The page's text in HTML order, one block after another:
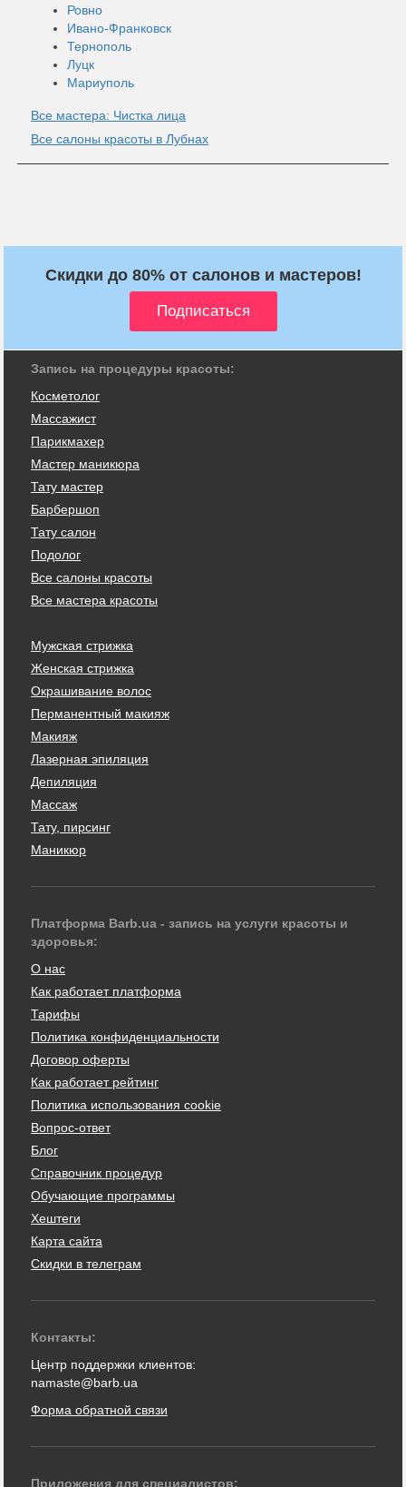
Ровно
Ивано-Франковск
Тернополь
Луцк
Мариуполь
Все мастера: Чистка лица
Все салоны красоты в Лубнах
Скидки до 80% от салонов и мастеров!
Запись на процедуры красоты:
Косметолог
Массажист
Парикмахер
Мастер маникюра
Тату мастер
Барбершоп
Тату салон
Подолог
Все салоны красоты
Все мастера красоты
Мужская стрижка
Женская стрижка
Окрашивание волос
Перманентный макияж
Макияж
Лазерная эпиляция
Депиляция
Массаж
Тату, пирсинг
Маникюр
Платформа Barb.ua - запись на услуги красоты и
здоровья:
О нас
Как работает платформа
Тарифы
Политика конфиденциальности
Договор оферты
Как работает рейтинг
Политика использования cookie
Вопрос-ответ
Блог
Справочник процедур
Обучающие программы
Хештеги
Карта сайта
Скидки в телеграм
Контакты:
Центр поддержки клиентов:
namaste@barb.ua
Форма обратной связи
Приложения для специалистов: